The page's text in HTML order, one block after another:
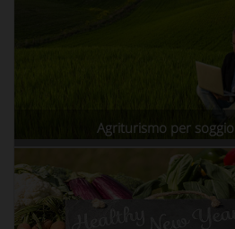
Agriturismo per